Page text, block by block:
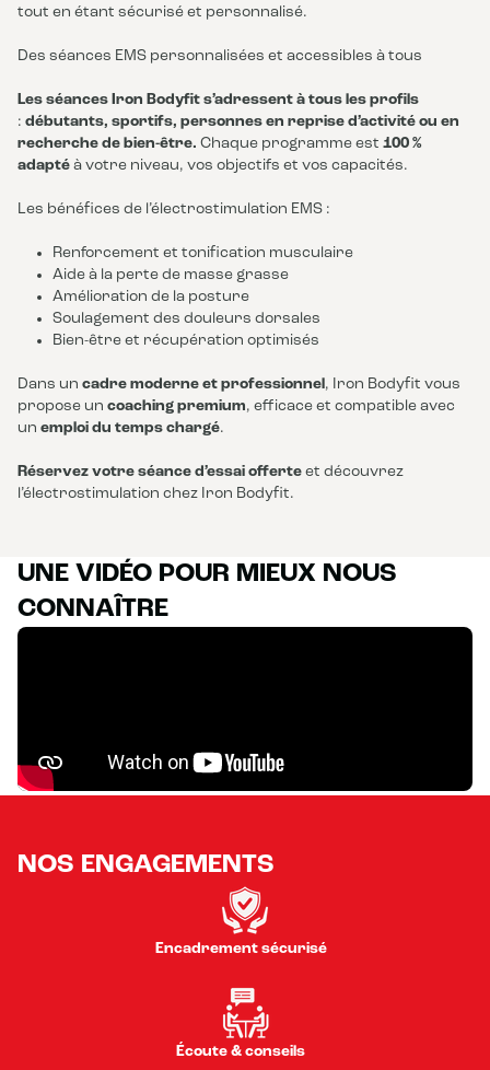
tout en étant sécurisé et personnalisé.
Des séances EMS personnalisées et accessibles à tous
Les séances Iron Bodyfit s’adressent à tous les profils
: débutants, sportifs, personnes en reprise d’activité ou en
recherche de bien-être. Chaque programme est 100 %
adapté à votre niveau, vos objectifs et vos capacités.
Les bénéfices de l’électrostimulation EMS :
Renforcement et tonification musculaire
Aide à la perte de masse grasse
Amélioration de la posture
Soulagement des douleurs dorsales
Bien-être et récupération optimisés
Dans un cadre moderne et professionnel , Iron Bodyfit vous
propose un coaching premium, efficace et compatible avec
un emploi du temps chargé.
Réservez votre séance d’essai offerte et découvrez
l’électrostimulation chez Iron Bodyfit.
UNE VIDÉO POUR MIEUX NOUS
CONNAÎTRE
NOS ENGAGEMENTS
Encadrement sécurisé
Écoute & conseils